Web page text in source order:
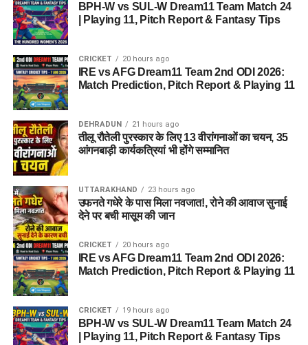
BPH-W vs SUL-W Dream11 Team Match 24
| Playing 11, Pitch Report & Fantasy Tips
CRICKET 20 hours ago
IRE vs AFG Dream11 Team 2nd ODI 2026:
Match Prediction, Pitch Report & Playing 11
DEHRADUN 21 hours ago
तीलू रौतेली पुरस्कार के लिए 13 वीरांगनाओं का चयन, 35
आंगनबाड़ी कार्यकत्रियां भी होंगे सम्मानित
UTTARAKHAND 23 hours ago
उफनते गधेरे के पास मिला नवजात!, रोने की आवाज सुनाई
देने पर बची मासूम की जान
CRICKET 20 hours ago
IRE vs AFG Dream11 Team 2nd ODI 2026:
Match Prediction, Pitch Report & Playing 11
CRICKET 19 hours ago
BPH-W vs SUL-W Dream11 Team Match 24
| Playing 11, Pitch Report & Fantasy Tips